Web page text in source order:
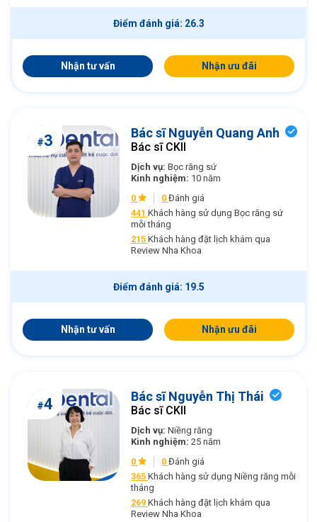
Điểm đánh giá: 26.3
Nhận tư vấn Nhận ưu đãi
#3 Bác sĩ Nguyễn Quang Anh
Bác sĩ CKII
Dịch vụ: Bọc răng sứ
Kinh nghiệm: 10 năm
0
0 Đánh giá
441 Khách hàng sử dụng Bọc răng sứ
mỗi tháng
215 Khách hàng đặt lịch khám qua
Review Nha Khoa
Điểm đánh giá: 19.5
Nhận tư vấn Nhận ưu đãi
#4 Bác sĩ Nguyễn Thị Thái
Bác sĩ CKII
Dịch vụ: Niềng răng
Kinh nghiệm: 25 năm
0
0 Đánh giá
365 Khách hàng sử dụng Niềng răng mỗi
tháng
269 Khách hàng đặt lịch khám qua
Review Nha Khoa